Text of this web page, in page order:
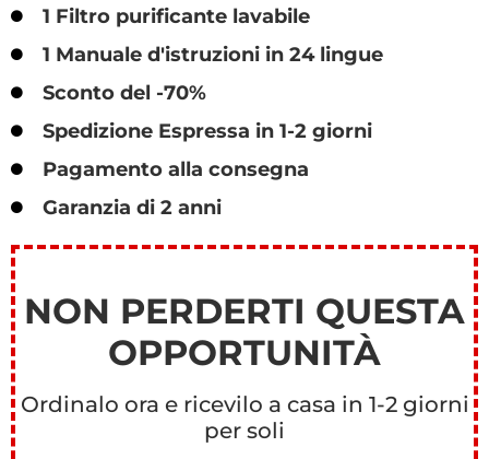
1 Filtro purificante lavabile
1 Manuale d'istruzioni in 24 lingue
Sconto del -70%
Spedizione Espressa in 1-2 giorni
Pagamento alla consegna
Garanzia di 2 anni
NON PERDERTI QUESTA
OPPORTUNITÀ
Ordinalo ora e ricevilo a casa in 1-2 giorni
per soli